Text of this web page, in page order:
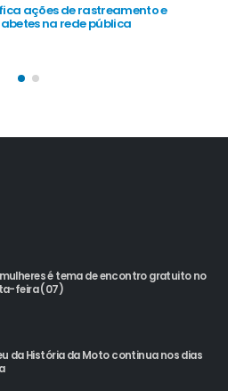
ações de rastreamento e
na rede pública
é tema de encontro gratuito no
feira (07)
da História da Moto continua nos dias